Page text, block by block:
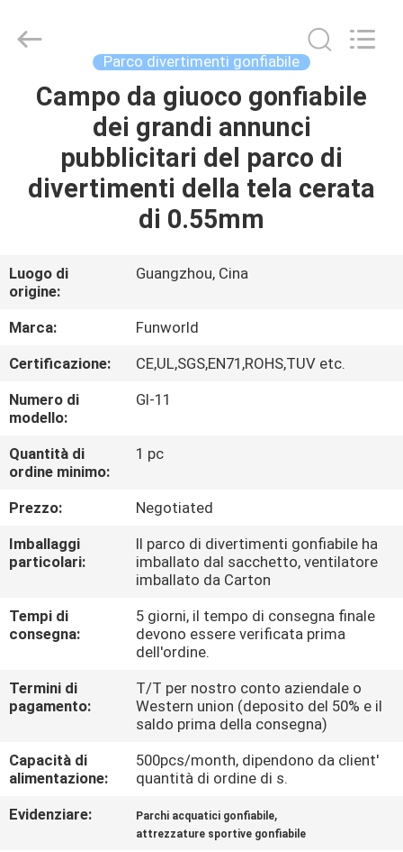
CASA
PRODOTTI
CIRCA
NOI
GIRO
DELLA
FABBRICA
CONTROLLO
DI
QUALITÀ
NEWS
MAPPA
DEL
PRIVACY
Inflatables
Limited.
Parco divertimenti gonfiabile
Campo da giuoco gonfiabile
dei grandi annunci
pubblicitari del parco di
divertimenti della tela cerata
di 0.55mm
Luogo di
origine:
Guangzhou, Cina
Marca:
Funworld
Certificazione:
CE,UL,SGS,EN71,ROHS,TUV etc.
Numero di
modello:
GI-11
Quantità di
ordine minimo:
1 pc
Prezzo:
Negotiated
Imballaggi
particolari:
Il parco di divertimenti gonfiabile ha
imballato dal sacchetto, ventilatore
imballato da Carton
Tempi di
consegna:
5 giorni, il tempo di consegna finale
devono essere verificata prima
dell'ordine.
Termini di
pagamento:
T/T per nostro conto aziendale o
Western union (deposito del 50% e il
saldo prima della consegna)
Capacità di
alimentazione:
500pcs/month, dipendono da client'
quantità di ordine di s.
Evidenziare:
Parchi acquatici gonfiabile,
attrezzature sportive gonfiabile